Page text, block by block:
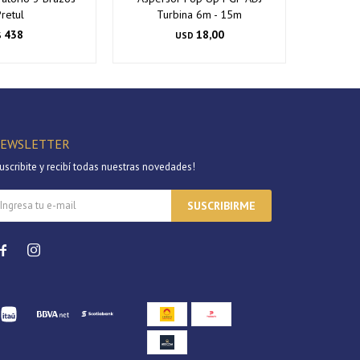
438
Turbina 6m - 15m
USD 18,00
y recibí todas nuestras novedades!
SUSCRIBIRME
 